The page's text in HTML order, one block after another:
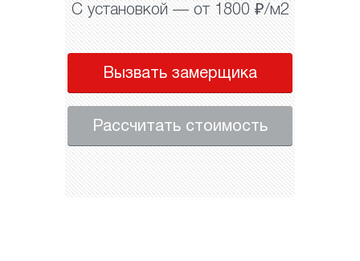
С установкой — от 1800 ₽/м2
Вызвать замерщика
Рассчитать стоимость